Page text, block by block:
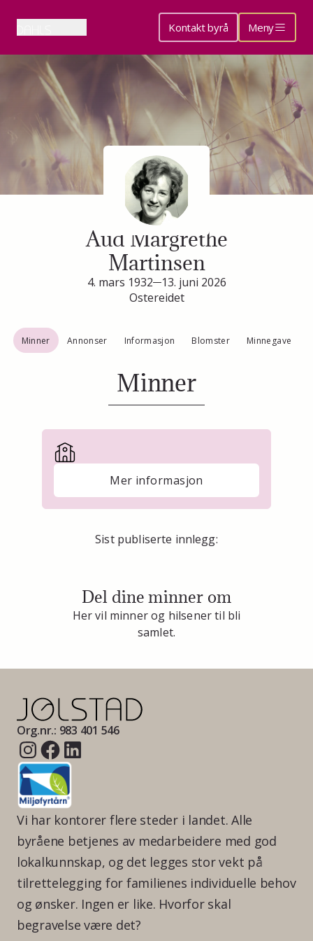
Kontakt byrå Meny
Minneside for
Aud Margrethe
Martinsen
4. mars 1932 13. juni 2026
Ostereidet
Minner Annonser Informasjon Blomster Minnegave
Minner
Mer informasjon
Sist publiserte innlegg:
Del dine minner om
Her vil minner og hilsener til bli
samlet.
Org.nr.: 983 401 546
Vi har kontorer flere steder i landet. Alle
byråene betjenes av medarbeidere med god
lokalkunnskap, og det legges stor vekt på
tilrettelegging for familienes individuelle behov
og ønsker. Ingen er like. Hvorfor skal
begravelse være det?